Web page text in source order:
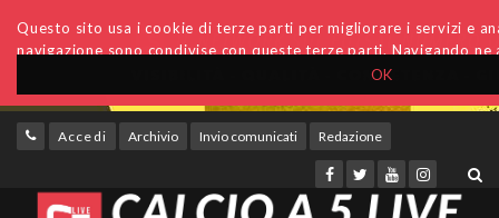
OK
Questo sito usa i cookie di terze parti per migliorare i servizi e
navigazione sono condivise con queste terze parti. Navigando
Accedi Archivio Invio comunicati Redazione